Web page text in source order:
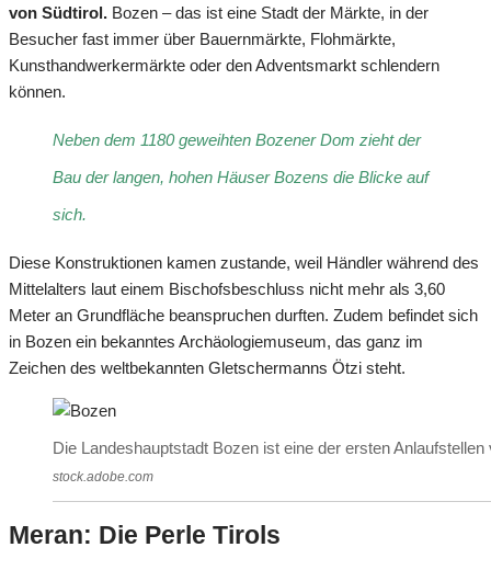
von Südtirol. Bozen – das ist eine Stadt der Märkte, in der
Besucher fast immer über Bauernmärkte, Flohmärkte,
Kunsthandwerkermärkte oder den Adventsmarkt schlendern
können.
Neben dem 1180 geweihten Bozener Dom zieht der
Bau der langen, hohen Häuser Bozens die Blicke auf
sich.
Diese Konstruktionen kamen zustande, weil Händler während des
Mittelalters laut einem Bischofsbeschluss nicht mehr als 3,60
Meter an Grundfläche beanspruchen durften. Zudem befindet sich
in Bozen ein bekanntes Archäologiemuseum, das ganz im
Zeichen des weltbekannten Gletschermanns Ötzi steht.
Die Landeshauptstadt Bozen ist eine der ersten
stock.adobe.com
Meran: Die Perle Tirols